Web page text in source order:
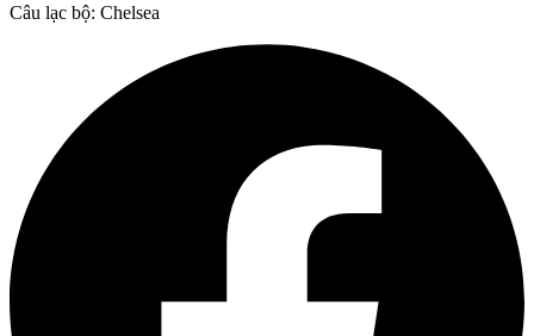
Câu lạc bộ: Chelsea